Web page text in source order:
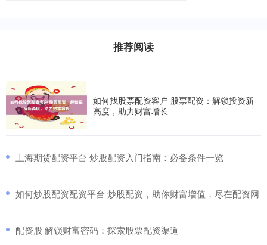
推荐阅读
如何找股票配资客户 股票配资：解锁投资新
高度，助力财富增长
​上海期货配资平台 炒股配资入门指南：必备条件一览
​如何炒股配资配资平台 炒股配资，助你财富增值，尽在配资网
​配资股 解锁财富密码：探索股票配资渠道